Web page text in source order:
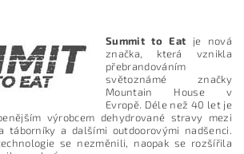
Summit to Eat je nová
značka, která vznikla
přebrandováním
světoznámé značky
Mountain House v
Evropě. Déle než 40 let je
výrobcem dehydrované stravy mezi
táborníky a dalšími outdoorovými nadšenci.
se nezměnili, naopak se rozšířila